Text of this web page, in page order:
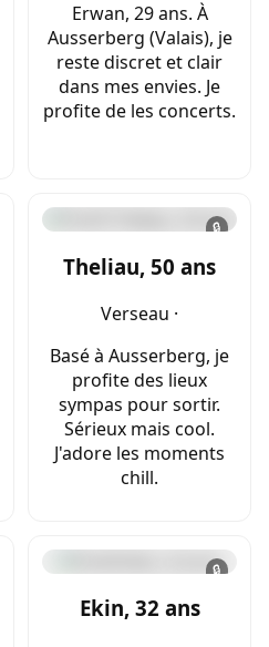
Erwan, 29 ans. À
Ausserberg (Valais), je
reste discret et clair
dans mes envies. Je
profite de les concerts.
🔒
Theliau, 50 ans
Verseau ·
Basé à Ausserberg, je
profite des lieux
sympas pour sortir.
Sérieux mais cool.
J'adore les moments
chill.
🔒
Ekin, 32 ans